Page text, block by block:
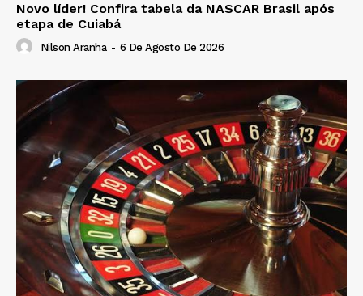
Novo líder! Confira tabela da NASCAR Brasil após
etapa de Cuiabá
Nilson Aranha - 6 De Agosto De 2026